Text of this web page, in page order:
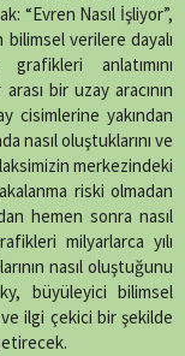
“Evren Nasıl İşliyor”,
bilimsel verilere dayalı
anlatımını
bir uzay aracının
cisimlerine yakından
nasıl oluştuklarını ve
merkezindeki
riski olmadan
hemen sonra nasıl
milyarlarca yılı
nasıl oluştuğunu
büyüleyici bilimsel
ilgi çekici bir şekilde